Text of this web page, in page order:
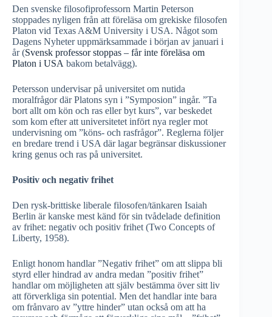
Den svenske filosofiprofessorn Martin Peterson
stoppades nyligen från att föreläsa om grekiske filosofen
Platon vid Texas A&M University i USA. Något som
Dagens Nyheter uppmärksammade i början av januari i
år (Svensk professor stoppas – får inte föreläsa om
Platon i USA bakom betalvägg).
Petersson undervisar på universitet om nutida
moralfrågor där Platons syn i ”Symposion” ingår. ”Ta
bort allt om kön och ras eller byt kurs”, var beskedet
som kom efter att universitetet infört nya regler mot
undervisning om ”köns- och rasfrågor”. Reglerna följer
en bredare trend i USA där lagar begränsar diskussioner
kring genus och ras på universitet.
Positiv och negativ frihet
Den rysk-brittiske liberale filosofen/tänkaren Isaiah
Berlin är kanske mest känd för sin tvådelade definition
av frihet: negativ och positiv frihet (Two Concepts of
Liberty, 1958).
Enligt honom handlar ”Negativ frihet” om att slippa bli
styrd eller hindrad av andra medan ”positiv frihet”
handlar om möjligheten att själv bestämma över sitt liv
att förverkliga sin potential. Men det handlar inte bara
om frånvaro av ”yttre hinder” utan också om att ha